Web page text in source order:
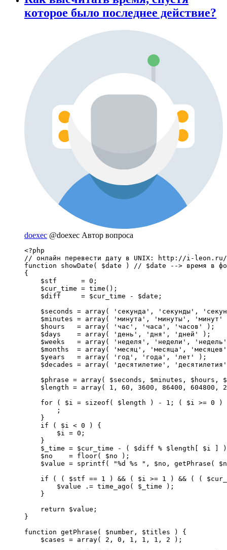
которое было последнее действие?
doexec @doexec Автор вопроса
<?php
// онлайн перевести дату в UNIX: http://i-
function showDate( $date ) // $date --> время в
{
    $stf      = 0;
    $cur_time = time();
    $diff     = $cur_time - $date;
$seconds = array( 'секунда', 'секунды',
$minutes = array( 'минута', 'минуты', 'минут'
    $hours   = array( 'час', 'часа', 'часов' );
    $days    = array( 'день', 'дня', 'дней' );
$weeks   = array( 'неделя', 'недели',
$months  = array( 'месяц', 'месяца',
    $years   = array( 'год', 'года', 'лет' );
$decades = array( 'десятилетие',
$phrase = array( $seconds, $minutes, $hours,
$length = array( 1, 60, 3600, 86400, 604800,
for ( $i = sizeof( $length ) - 1; ( $i >= 0
        ;
    }
    if ( $i < 0 ) {
        $i = 0;
    }
$_time = $cur_time - ( $diff % $length[ $i ]
    $no    = floor( $no );
$value = sprintf( "%d %s ", $no, getPhrase(
if ( ( $stf == 1 ) && ( $i >= 1 ) && ( (
        $value .= time_ago( $_time );
    }
    return $value;
}
function getPhrase( $number, $titles ) {
    $cases = array( 2, 0, 1, 1, 1, 2 );